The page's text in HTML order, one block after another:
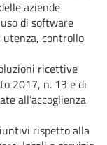
aziende
di software
utenza, controllo
ricettive
2017, n. 13 e di
all’accoglienza
rispetto alla